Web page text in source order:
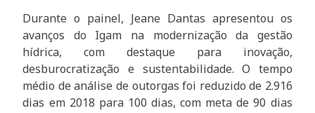
Durante o painel, Jeane Dantas apresentou os
avanços do Igam na modernização da gestão
hídrica, com destaque para inovação,
desburocratização e sustentabilidade. O tempo
médio de análise de outorgas foi reduzido de 2.916
dias em 2018 para 100 dias, com meta de 90 dias